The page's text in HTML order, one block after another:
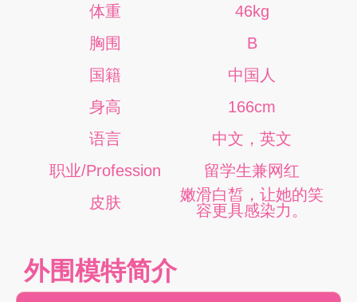
体重
46kg
胸围
B
国籍
中国人
身高
166cm
语言
中文，英文
职业/Profession
留学生兼网红
皮肤
嫩滑白皙，让她的笑
容更具感染力。
外围模特简介